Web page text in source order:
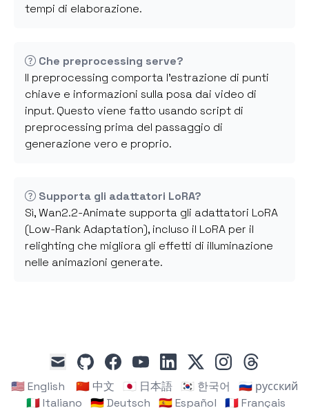
tempi di elaborazione.
Che preprocessing serve?
Il preprocessing comporta l'estrazione di punti
chiave e informazioni sulla posa dai video di
input. Questo viene fatto usando script di
preprocessing prima del passaggio di
generazione vero e proprio.
Supporta gli adattatori LoRA?
Sì, Wan2.2-Animate supporta gli adattatori LoRA
(Low-Rank Adaptation), incluso il LoRA per il
relighting che migliora gli effetti di illuminazione
nelle animazioni generate.
mail
githubfacebookyoutubelinkedin
x instagramthreads
🇺🇸 English 🇨🇳 中文 🇯🇵 日本語 🇰🇷 한국어
🇷🇺 русский
🇮🇹 Italiano
🇩🇪 Deutsch 🇪🇸 Español 🇫🇷 Français